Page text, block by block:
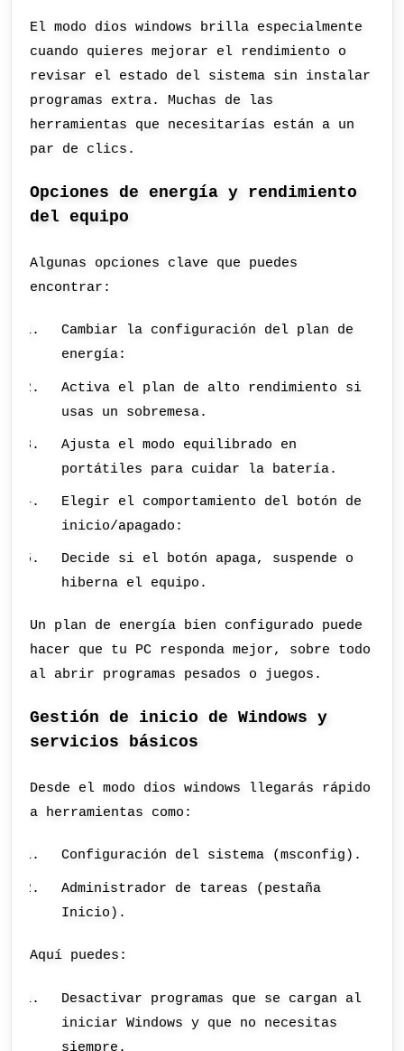
El modo dios windows brilla especialmente
cuando quieres mejorar el rendimiento o
revisar el estado del sistema sin instalar
programas extra. Muchas de las
herramientas que necesitarías están a un
par de clics.
Opciones de energía y rendimiento
del equipo
Algunas opciones clave que puedes
encontrar:
Cambiar la configuración del plan de
energía:
Activa el plan de alto rendimiento si
usas un sobremesa.
Ajusta el modo equilibrado en
portátiles para cuidar la batería.
Elegir el comportamiento del botón de
inicio/apagado:
Decide si el botón apaga, suspende o
hiberna el equipo.
Un plan de energía bien configurado puede
hacer que tu PC responda mejor, sobre todo
al abrir programas pesados o juegos.
Gestión de inicio de Windows y
servicios básicos
Desde el modo dios windows llegarás rápido
a herramientas como:
Configuración del sistema (msconfig).
Administrador de tareas (pestaña
Inicio).
Aquí puedes:
Desactivar programas que se cargan al
iniciar Windows y que no necesitas
siempre.